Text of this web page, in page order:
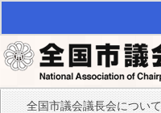
全国市議会議長会について